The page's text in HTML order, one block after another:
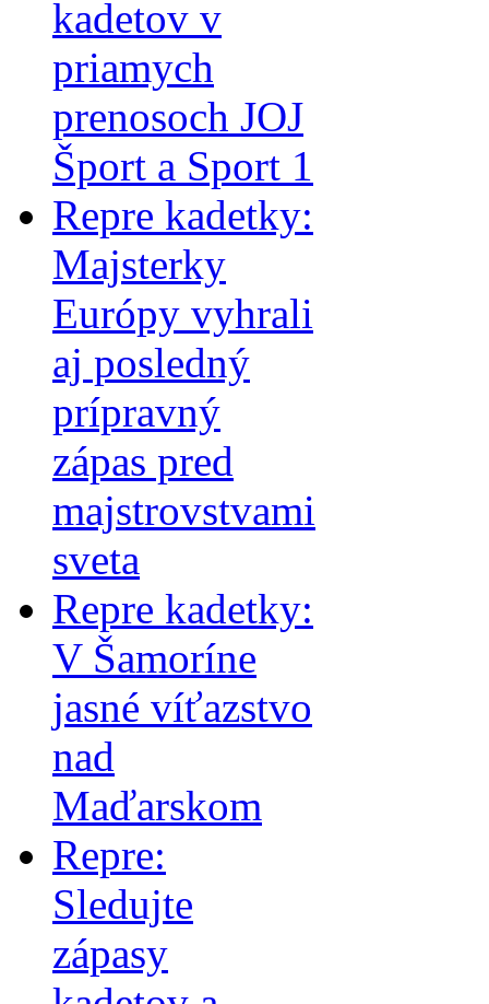
kadetov v
priamych
prenosoch JOJ
Šport a Sport 1
Repre kadetky:
Majsterky
Európy vyhrali
aj posledný
prípravný
zápas pred
majstrovstvami
sveta
Repre kadetky:
V Šamoríne
jasné víťazstvo
nad
Maďarskom
Repre:
Sledujte
zápasy